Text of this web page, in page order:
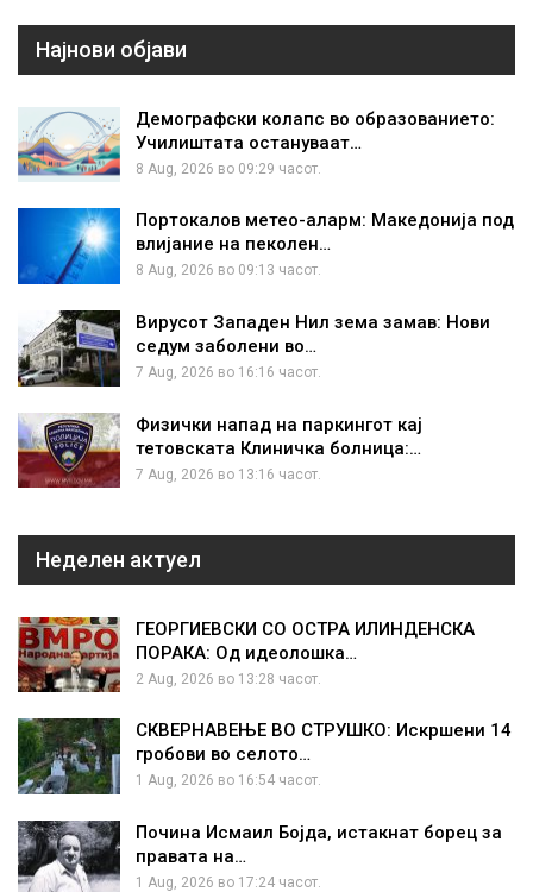
Најнови објави
Демографски колапс во образованието:
Училиштата остануваат…
8 Aug, 2026 во 09:29 часот.
Портокалов метео-аларм: Македонија под
влијание на пеколен…
8 Aug, 2026 во 09:13 часот.
Вирусот Западен Нил зема замав: Нови
седум заболени во…
7 Aug, 2026 во 16:16 часот.
Физички напад на паркингот кај
тетовската Клиничка болница:…
7 Aug, 2026 во 13:16 часот.
Неделен актуел
ГЕОРГИЕВСКИ СО ОСТРА ИЛИНДЕНСКА
ПОРАКА: Од идеолошка…
2 Aug, 2026 во 13:28 часот.
СКВЕРНАВЕЊЕ ВО СТРУШКО: Искршени 14
гробови во селото…
1 Aug, 2026 во 16:54 часот.
Почина Исмаил Бојда, истакнат борец за
правата на…
1 Aug, 2026 во 17:24 часот.